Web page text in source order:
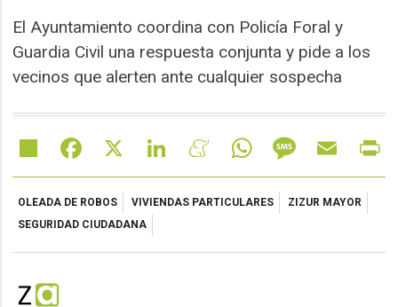
El Ayuntamiento coordina con Policía Foral y
Guardia Civil una respuesta conjunta y pide a los
vecinos que alerten ante cualquier sospecha
Share Facebook LinkedIn MeneameWhatsAppMessageEmail
OLEADA DE ROBOS VIVIENDAS PARTICULARES
ZIZUR MAYOR
SEGURIDAD CIUDADANA